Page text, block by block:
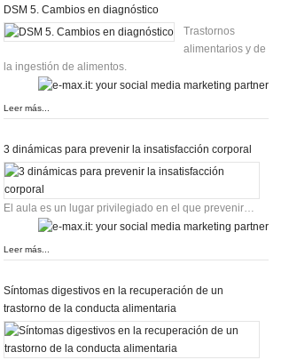
DSM 5. Cambios en diagnóstico
Trastornos
alimentarios y de
la ingestión de alimentos.
Leer más...
3 dinámicas para prevenir la insatisfacción corporal
El aula es un lugar privilegiado en el que prevenir…
Leer más...
Síntomas digestivos en la recuperación de un
trastorno de la conducta alimentaria